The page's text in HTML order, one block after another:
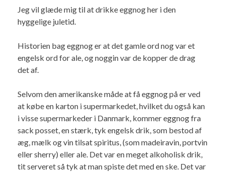
Jeg vil glæde mig til at drikke eggnog her i den
hyggelige juletid.
Historien bag eggnog er at det gamle ord nog var et
engelsk ord for ale, og noggin var de kopper de drag
det af.
Selvom den amerikanske måde at få eggnog på er ved
at købe en karton i supermarkedet, hvilket du også kan
i visse supermarkeder i Danmark, kommer eggnog fra
sack posset, en stærk, tyk engelsk drik, som bestod af
æg, mælk og vin tilsat spiritus, (som madeiravin, portvin
eller sherry) eller ale. Det var en meget alkoholisk drik,
tit serveret så tyk at man spiste det med en ske. Det var